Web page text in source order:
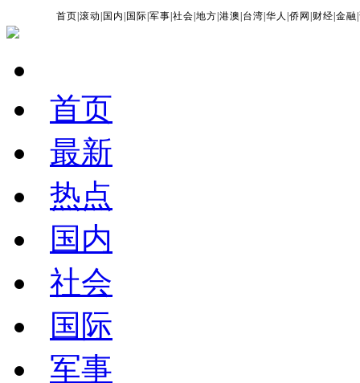
首页 |滚动 国内 国际 |军事 |社会 |地方 |港澳 台湾 |华人 |侨网 财经 |金融 |
首页
最新
热点
国内
社会
国际
军事